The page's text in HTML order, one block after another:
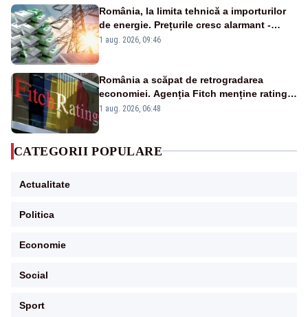
România, la limita tehnică a importurilor
de energie. Prețurile cresc alarmant -
Analiză Realitatea Plus
1 aug. 2026, 09:46
România a scăpat de retrogradarea
economiei. Agenția Fitch menține ratingul
„BBB-” cu perspectivă negativă
1 aug. 2026, 06:48
CATEGORII POPULARE
Actualitate
Politica
Economie
Social
Sport